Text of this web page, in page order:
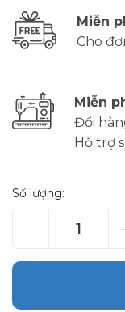
Miễn
Cho
Miễn
Đổi
Hỗ trợ
Số lượng:
–